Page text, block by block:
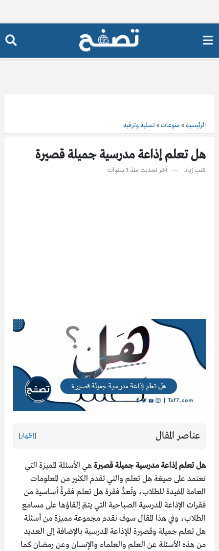
الرئيسية » منوعات »تسلية وترفيه
هل تعلم إذاعة مدرسية جميلة قصيرة
كتب زياد آخر تحديث منذ 3 سنوات
عناصر المقال [إظهار]
هل تعلم إذاعة مدرسية جميلة قصيرةهي الأسئلة المميزة التي
تعتمد على صيغة هل تعلم والتي تقدم الكثير من المعلومات
العامة المفيدة للطلاب، وتُعدُّ فقرة هل تعلم فقرةً أساسية من
فقرات الإذاعة المدرسية الصباحية التي يتمّ إلقاؤها على مسامع
الطلاب، وفي هذا المقال سوف نقدم مجموعة مميزة من أسئلة
هل تعلم جميلة وقصيرة للإذاعة المدرسية بالإضافة إلى العديد
من هذه الأسئلة عن العلم والعلماء والإنسان وعن رمضان كما